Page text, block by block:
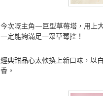
今次嘅主角—巨型草莓塔，用上
一定能夠滿足一眾草莓控！
經典甜品心太軟換上新口味，以
香。